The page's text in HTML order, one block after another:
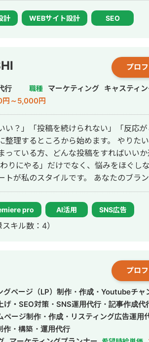
計 WEBサイト設計 SEO
プロ
行 職種 マーケティング キャスティ
～5,000円
い？」「投稿を続けられない」「反応
整理するところから始めます。 やりた
っている方、どんな投稿をすればいい
りにやる」だけでなく、悩みをほぐし
トが私のスタイルです。 あなたのブラ
運用を一緒に育てていきます。 【こんな方におすす
いけど何から手をつければいいかわか
取れない、続かない ・自分の世界観や
ずはお気軽にご相談ください。
pro AI活用 SNS広告
スキル数：4）
プロ
グページ（LP）制作・作成・Youtubeチャ
げ・SEO対策・SNS運用代行・記事作成代
ページ制作・作成・リスティング広告運用
作・構築・運用代行